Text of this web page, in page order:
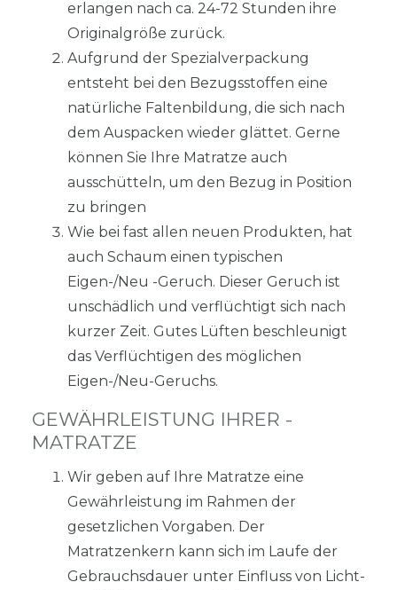
erlangen nach ca. 24-72 Stunden ihre
Originalgröße zurück.
Aufgrund der Spezialverpackung
entsteht bei den Bezugsstoffen eine
natürliche Faltenbildung, die sich nach
dem Auspacken wieder glättet. Gerne
können Sie Ihre Matratze auch
ausschütteln, um den Bezug in Position
zu bringen
Wie bei fast allen neuen Produkten, hat
auch Schaum einen typischen
Eigen-/Neu -Geruch. Dieser Geruch ist
unschädlich und verflüchtigt sich nach
kurzer Zeit. Gutes Lüften beschleunigt
das Verflüchtigen des möglichen
Eigen-/Neu-Geruchs.
GEWÄHRLEISTUNG IHRER -
MATRATZE
Wir geben auf Ihre Matratze eine
Gewährleistung im Rahmen der
gesetzlichen Vorgaben. Der
Matratzenkern kann sich im Laufe der
Gebrauchsdauer unter Einfluss von Licht-